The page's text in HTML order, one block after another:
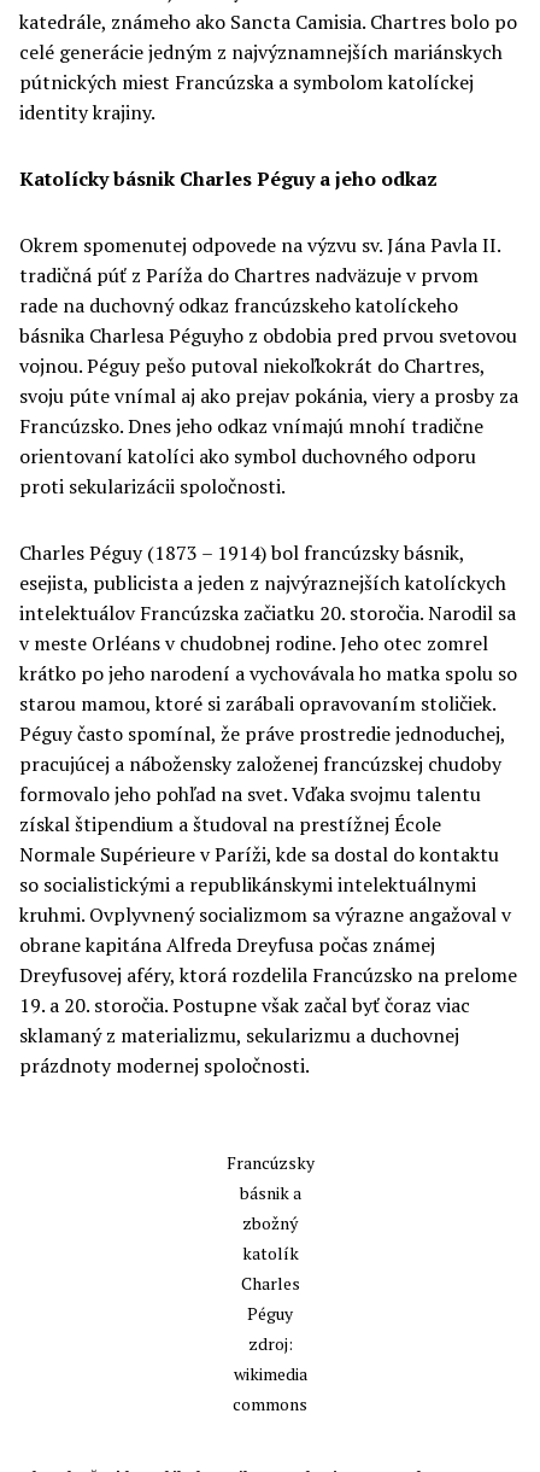
katedrále, známeho ako Sancta Camisia. Chartres bolo po
celé generácie jedným z najvýznamnejších mariánskych
pútnických miest Francúzska a symbolom katolíckej
identity krajiny.
Katolícky básnik Charles Péguy a jeho odkaz
Okrem spomenutej odpovede na výzvu sv. Jána Pavla II.
tradičná púť z Paríža do Chartres nadväzuje v prvom
rade na duchovný odkaz francúzskeho katolíckeho
básnika Charlesa Péguyho z obdobia pred prvou svetovou
vojnou. Péguy pešo putoval niekoľkokrát do Chartres,
svoju púte vnímal aj ako prejav pokánia, viery a prosby za
Francúzsko. Dnes jeho odkaz vnímajú mnohí tradične
orientovaní katolíci ako symbol duchovného odporu
proti sekularizácii spoločnosti.
Charles Péguy (1873 – 1914) bol francúzsky básnik,
esejista, publicista a jeden z najvýraznejších katolíckych
intelektuálov Francúzska začiatku 20. storočia. Narodil sa
v meste Orléans v chudobnej rodine. Jeho otec zomrel
krátko po jeho narodení a vychovávala ho matka spolu so
starou mamou, ktoré si zarábali opravovaním stoličiek.
Péguy často spomínal, že práve prostredie jednoduchej,
pracujúcej a nábožensky založenej francúzskej chudoby
formovalo jeho pohľad na svet. Vďaka svojmu talentu
získal štipendium a študoval na prestížnej École
Normale Supérieure v Paríži, kde sa dostal do kontaktu
so socialistickými a republikánskymi intelektuálnymi
kruhmi. Ovplyvnený socializmom sa výrazne angažoval v
obrane kapitána Alfreda Dreyfusa počas známej
Dreyfusovej aféry, ktorá rozdelila Francúzsko na prelome
19. a 20. storočia. Postupne však začal byť čoraz viac
sklamaný z materializmu, sekularizmu a duchovnej
prázdnoty modernej spoločnosti.
Francúzsky
básnik a
zbožný
katolík
Charles
Péguy
zdroj:
wikimedia
commons